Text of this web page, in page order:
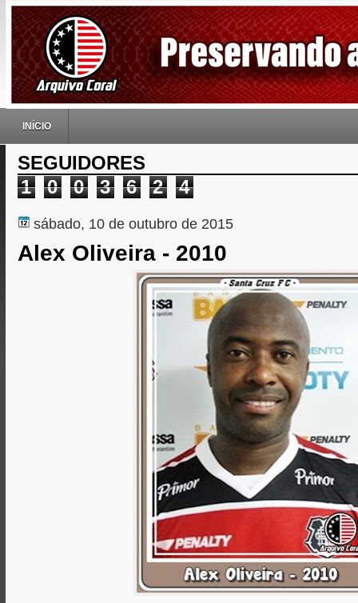
INÍCIO
SEGUIDORES
1
0 0 3 6 2 4
sábado, 10 de outubro de 2015
Alex Oliveira - 2010